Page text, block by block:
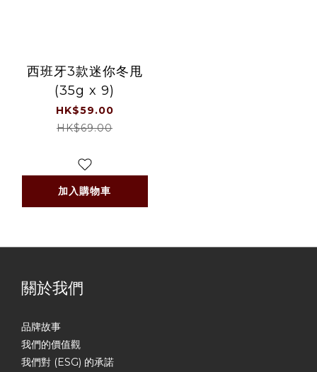
西班牙3款迷你冬甩
(35g x 9)
HK$59.00
HK$69.00
加入購物車
關於我們
品牌故事
我們的價值觀
我們對 (ESG) 的承諾